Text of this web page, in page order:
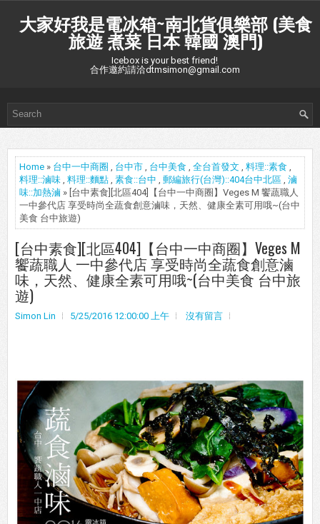
大家好我是電冰箱~南北貨俱樂部 (美食
旅遊 煮菜 日本 韓國 澳門)
Icebox is your best friend!
合作邀約請洽dtmsimon@gmail.com
Home » 台中一中商圈 , 台中市 , 台中美食 , 全台首發文 , 料理::素食 ,
料理::滷味 , 料理::麵點 , 素食::台中 , 郵編旅行(台灣)::404台中北區 , 滷
味::加熱滷 » [台中素食][北區404]【台中一中商圈】Veges M 饗蔬職人
一中參代店 享受時尚全蔬食創意滷味，天然、健康全素可用哦~(台中
美食 台中旅遊)
[台中素食][北區404]【台中一中商圈】Veges M
饗蔬職人 一中參代店 享受時尚全蔬食創意滷
味，天然、健康全素可用哦~(台中美食 台中旅
遊)
Simon Lin 5/25/2016 12:00:00 上午 沒有留言